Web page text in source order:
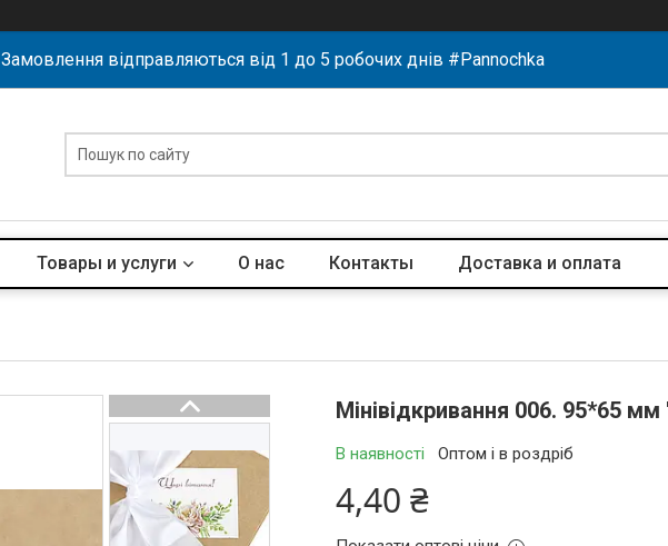
Замовлення відправляються від 1 до 5 робочих днів #Pannochka
Товары и услуги О нас Контакты Доставка и оплата
Мінівідкривання 006. 95*65 мм
В наявності Оптом і в роздріб
4,40 ₴